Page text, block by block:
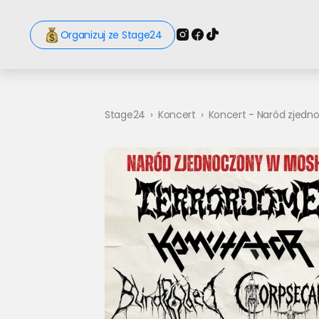
Organizuj ze Stage24
Stage24 › Koncert › Koncert - Naród